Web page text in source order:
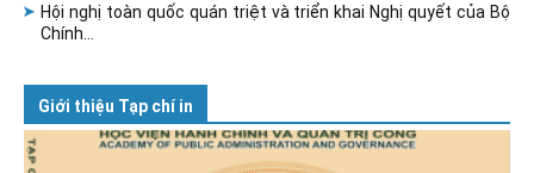
Hội nghị toàn quốc quán triệt và triển khai Nghị quyết của Bộ
Chính...
Giới thiệu Tạp chí in